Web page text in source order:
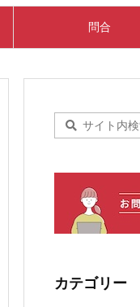
問合
カテゴリー